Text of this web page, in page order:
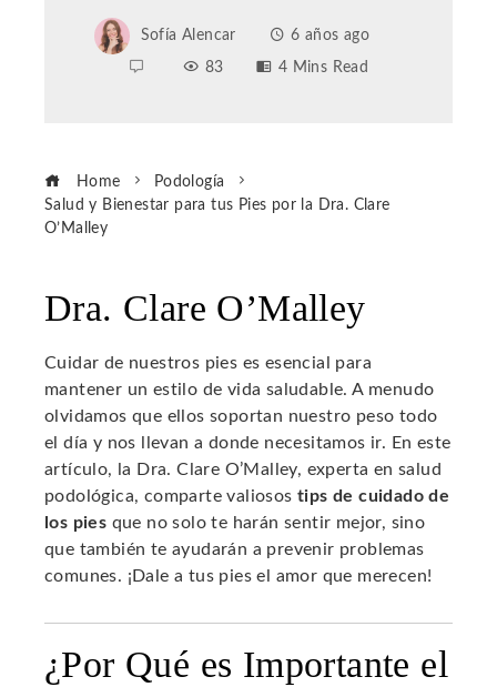
Sofía Alencar
6 años ago
83
4 Mins Read
Home
Podología
Salud y Bienestar para tus Pies por la Dra. Clare
O’Malley
Dra. Clare O’Malley
Cuidar de nuestros pies es esencial para
mantener un estilo de vida saludable. A menudo
olvidamos que ellos soportan nuestro peso todo
el día y nos llevan a donde necesitamos ir. En este
artículo, la Dra. Clare O’Malley, experta en salud
podológica, comparte valiosos tips de cuidado de
los pies que no solo te harán sentir mejor, sino
que también te ayudarán a prevenir problemas
comunes. ¡Dale a tus pies el amor que merecen!
¿Por Qué es Importante el